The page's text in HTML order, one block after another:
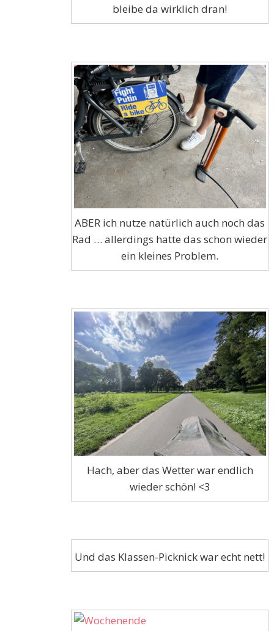
bleibe da wirklich dran!
ABER ich nutze natürlich auch noch das
Rad … allerdings hatte das schon wieder
ein kleines Problem.
Hach, aber das Wetter war endlich
wieder schön! <3
Und das Klassen-Picknick war echt nett!